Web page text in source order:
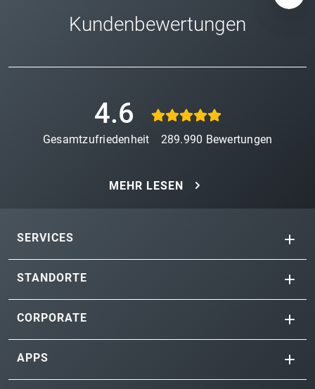
Kundenbewertungen
4.6
Gesamtzufriedenheit 289.990 Bewertungen
MEHR LESEN
SERVICES
STANDORTE
CORPORATE
APPS